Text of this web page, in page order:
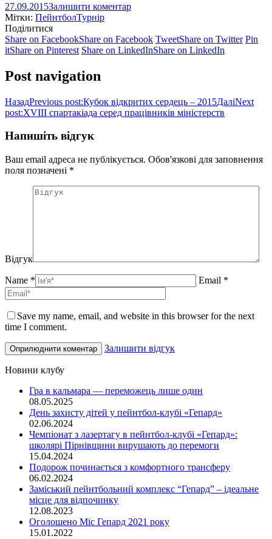
27.09.2015Залишити коментар
Мітки: ПейнтболТурнір
Поділитися
Share on FacebookShare on Facebook TweetShare on Twitter Pin
itShare on Pinterest Share on LinkedInShare on LinkedIn
Post navigation
НазадPrevious post:Кубок відкритих сердець – 2015ДаліNext
post:XVIII спартакіада ​​серед працівників міністерств
Напишіть відгук
Ваш email адреса не публікується. Обов'язкові для заповнення
поля позначені *
Відгук
Name * Email *
Save my name, email, and website in this browser for the next
time I comment.
Залишити відгук
Новини клубу
Гра в кальмара — переможець лише один
08.05.2025
День захисту дітей у пейнтбол-клубі «Гепард»
02.06.2024
Чемпіонат з лазертагу в пейнтбол-клубі «Гепард»:
школярі Пірнівщини вирушають до перемоги
15.04.2024
Подорож починається з комфортного трансферу
06.02.2024
Заміський пейнтбольний комплекс “Гепард” – ідеальне
місце для відпочинку
12.08.2023
Оголошено Міс Гепард 2021 року
15.01.2022